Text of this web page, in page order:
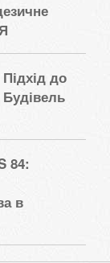
до
84:
в